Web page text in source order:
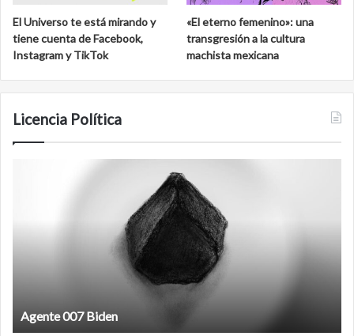
El Universo te está mirando y
tiene cuenta de Facebook,
Instagram y TikTok
«El eterno femenino»: una
transgresión a la cultura
machista mexicana
Licencia Política
Agente 007 Biden